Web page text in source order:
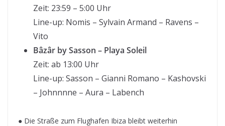
Zeit: 23:59 – 5:00 Uhr
Line-up: Nomis – Sylvain Armand – Ravens –
Vito
Bâzâr by Sasson – Playa Soleil
Zeit: ab 13:00 Uhr
Line-up: Sasson – Gianni Romano – Kashovski
– Johnnnne – Aura – Labench
● Die Straße zum Flughafen Ibiza bleibt weiterhin